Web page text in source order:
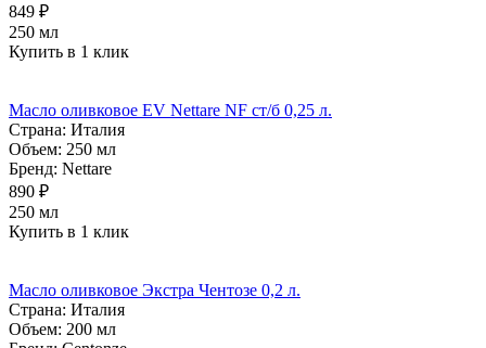
849 ₽
250 мл
Купить в 1 клик
Масло оливковое EV Nettare NF ст/б 0,25 л.
Страна: Италия
Объем: 250 мл
Бренд: Nettare
890 ₽
250 мл
Купить в 1 клик
Масло оливковое Экстра Чентозе 0,2 л.
Страна: Италия
Объем: 200 мл